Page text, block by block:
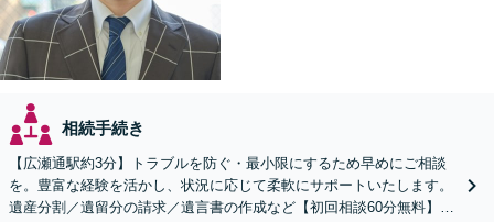
相続手続き
【広瀬通駅約3分】トラブルを防ぐ・最小限にするため早めにご相談
を。豊富な経験を活かし、状況に応じて柔軟にサポートいたします。
遺産分割／遺留分の請求／遺言書の作成など【初回相談60分無料】